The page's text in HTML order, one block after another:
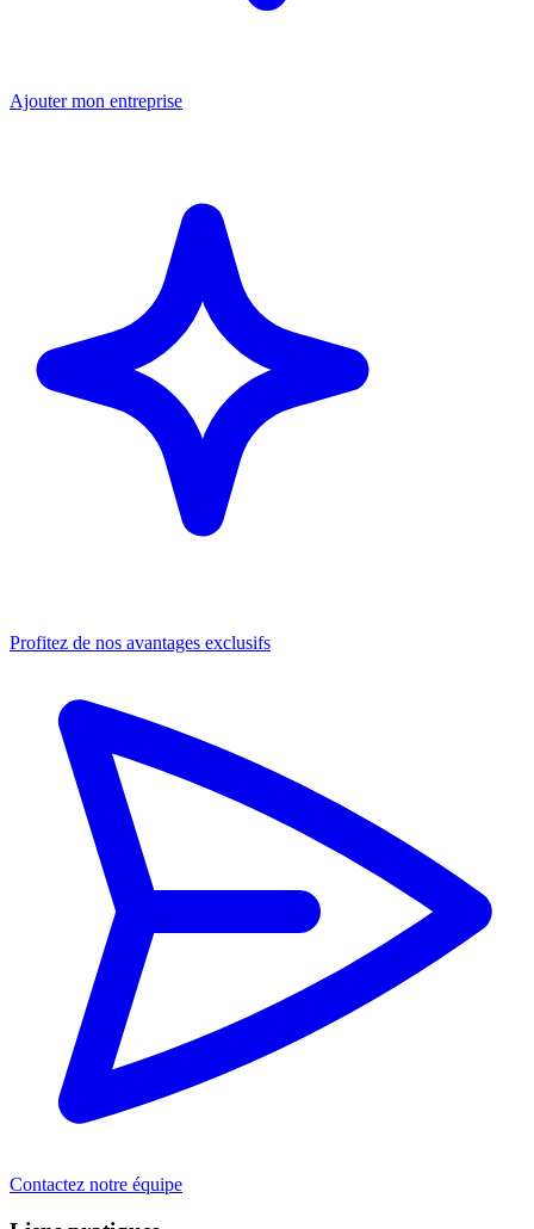
Ajouter mon entreprise
Profitez de nos avantages exclusifs
Contactez notre équipe